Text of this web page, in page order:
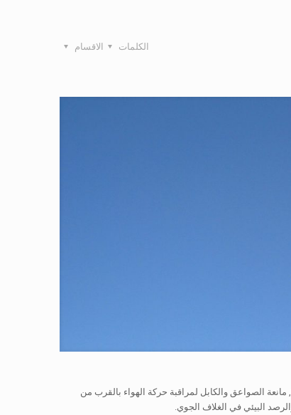
الاقسام الكلمات
برج قياس الرياح من قاعدة البرج (1), برج (2), العارضة, قضيب قطري (3), قوس مقياس شدة الريح (4), مانعة الصواعق والكابل لمراقبة حركة الهواء بالقرب من
البيئي في الغلاف الجوي.